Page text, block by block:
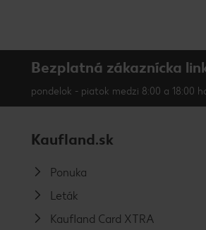
Bezplatná zákaznícka
pondelok - piatok medzi 8:00 a 18:00
Kaufland.sk
Ponuka
Leták
Kaufland Card XTRA